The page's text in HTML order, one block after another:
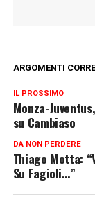
ARGOMENTI
IL PROSSIMO
Monza-
su Cambiaso
DA NON PERDERE
Thiago Motta:
Su Fagioli…”